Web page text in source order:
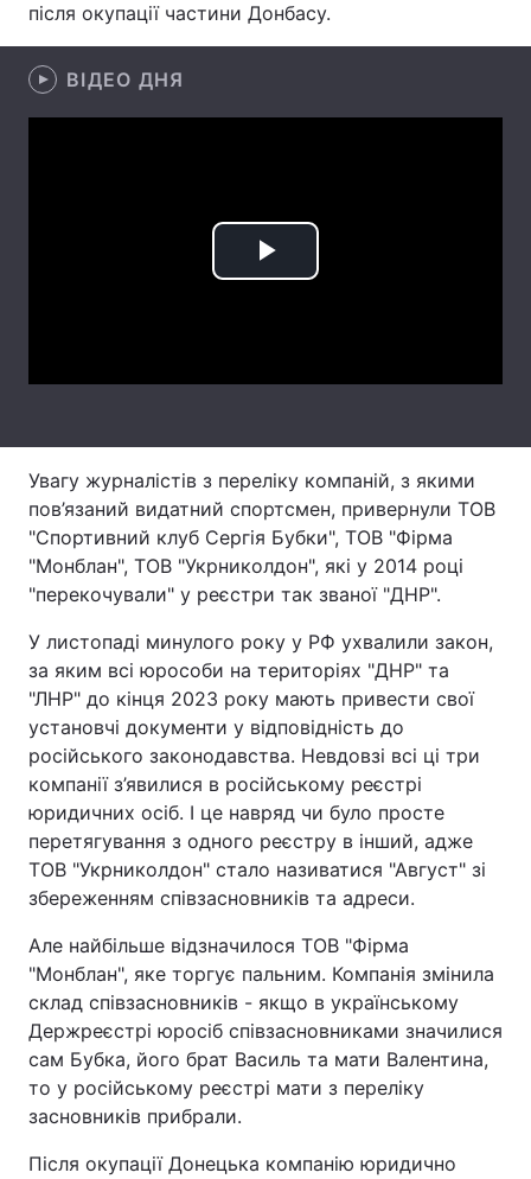
Інтерв'ю Думки
Архів
після окупації частини Донбасу.
ВІДЕО ДНЯ
Play
Увагу журналістів з переліку компаній, з якими
пов’язаний видатний спортсмен, привернули ТОВ
"Спортивний клуб Сергія Бубки", ТОВ "Фірма
"Монблан", ТОВ "Укрниколдон", які у 2014 році
"перекочували" у реєстри так званої "ДНР".
У листопаді минулого року у РФ ухвалили закон,
за яким всі юрособи на територіях "ДНР" та
"ЛНР" до кінця 2023 року мають привести свої
установчі документи у відповідність до
російського законодавства. Невдовзі всі ці три
компанії з’явилися в російському реєстрі
юридичних осіб. І це навряд чи було просте
перетягування з одного реєстру в інший, адже
ТОВ "Укрниколдон" стало називатися "Август" зі
збереженням співзасновників та адреси.
Але найбільше відзначилося ТОВ "Фірма
"Монблан", яке торгує пальним. Компанія змінила
склад співзасновників - якщо в українському
Держреєстрі юросіб співзасновниками значилися
сам Бубка, його брат Василь та мати Валентина,
то у російському реєстрі мати з переліку
засновників прибрали.
Після окупації Донецька компанію юридично